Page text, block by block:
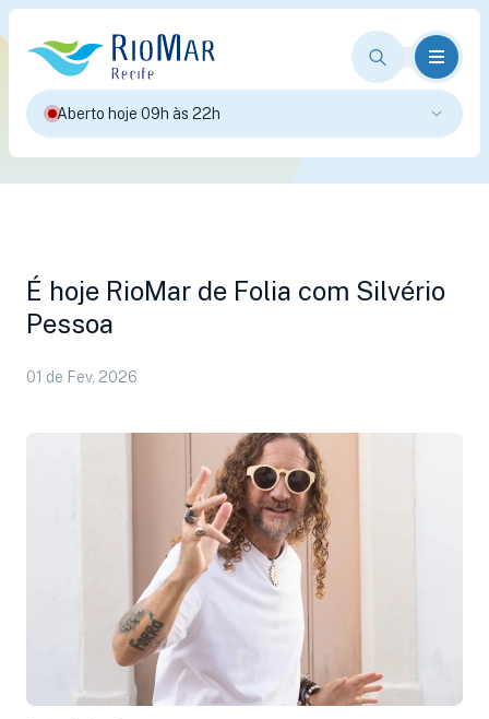
Aberto hoje 09h às 22h
É hoje RioMar de Folia com Silvério
Pessoa
01 de Fev, 2026